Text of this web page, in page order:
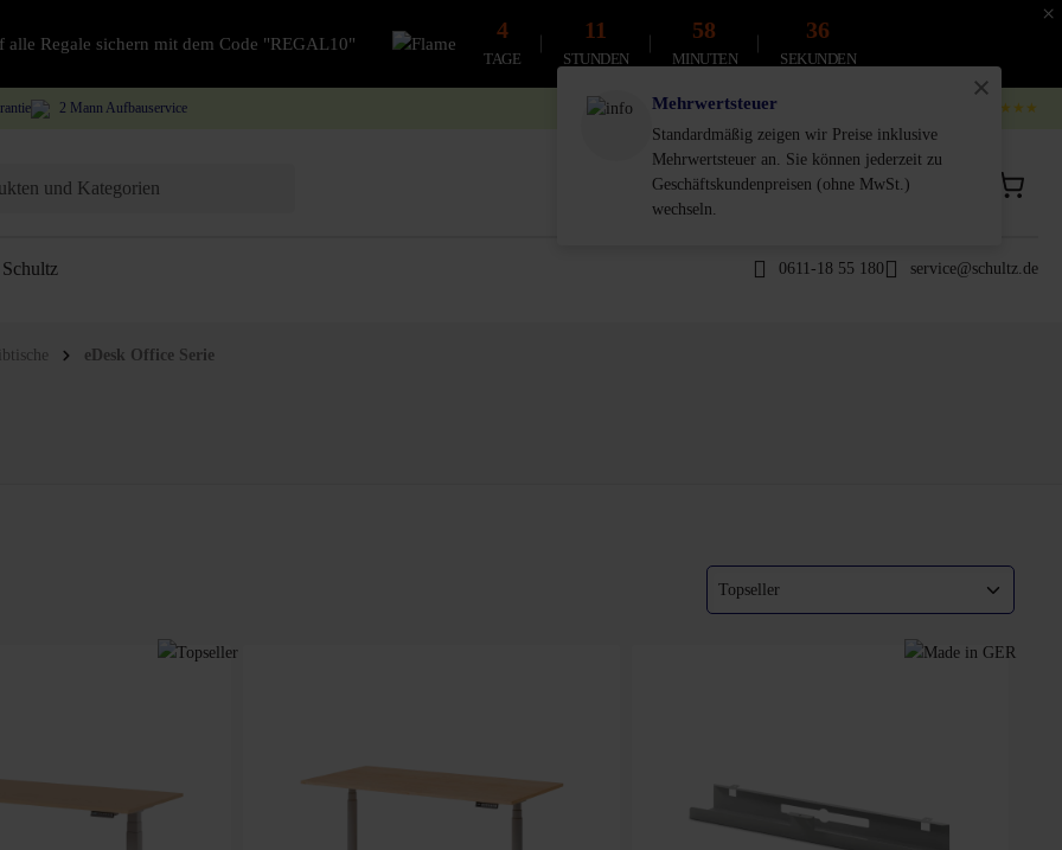
×
Regale sichern mit dem Code "REGAL10"
4
TAGE
11
STUNDEN
58
MINUTEN
35
SEKUNDEN
2 Mann Aufbauservice ★★★★★
Privatkunde
Geschäftskunde
Exkl. MwSt.
0611-18 55 180 service@schultz.de
eDesk Office Serie
Mehrwertsteuer
Standardmäßig zeigen wir Preise inklusive
Mehrwertsteuer an. Sie können jederzeit zu
Geschäftskundenpreisen (ohne MwSt.)
wechseln.